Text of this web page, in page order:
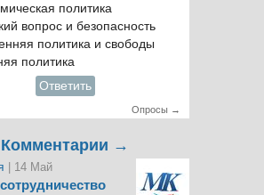
политика
вопрос и безопасность
политика и свободы
политика
Ответить
Опросы →
Комментарии →
| 14 Май